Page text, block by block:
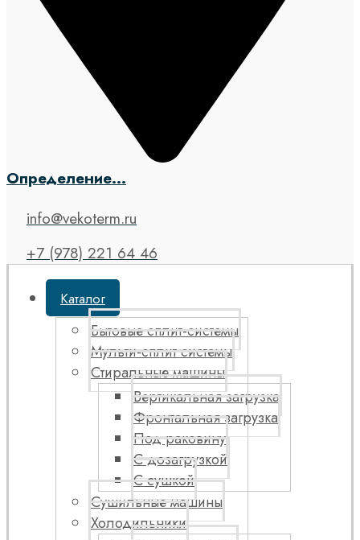
Определение...
info@vekoterm.ru
+7 (978) 221 64 46
Каталог
Бытовые сплит-системы
Мульти-сплит системы
Стиральные машины
Вертикальная загрузка
Фронтальная загрузка
Под раковину
С дозагрузкой
С сушкой
Сушильные машины
Холодильники